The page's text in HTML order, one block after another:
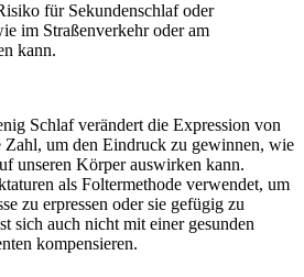
für Sekundenschlaf oder
im Straßenverkehr oder am
kann.
Schlaf verändert die Expression von
Zahl, um den Eindruck zu gewinnen, wie
unseren Körper auswirken kann.
als Foltermethode verwendet, um
zu erpressen oder sie gefügig zu
sich auch nicht mit einer gesunden
kompensieren.